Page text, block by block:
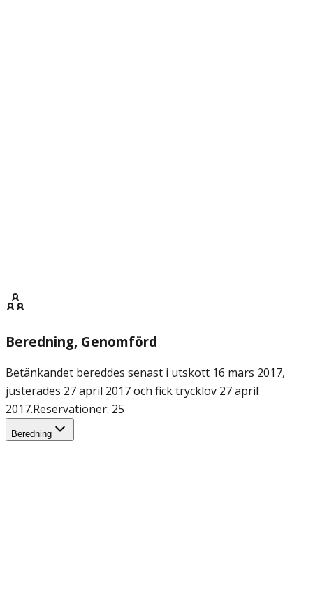
Beredning, Genomförd
Betänkandet bereddes senast i utskott 16 mars 2017,
justerades 27 april 2017 och fick trycklov 27 april
2017.Reservationer: 25
Beredning